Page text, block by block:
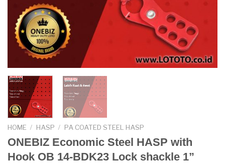
HOME / HASP / PA COATED STEEL HASP
ONEBIZ Economic Steel HASP with
Hook OB 14-BDK23 Lock shackle 1”